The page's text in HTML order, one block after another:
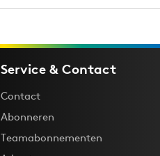
Service & Contact
Contact
Abonneren
Teamabonnementen